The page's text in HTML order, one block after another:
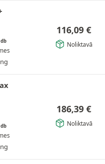
116,09 €
Noliktavā
186,39 €
Noliktavā